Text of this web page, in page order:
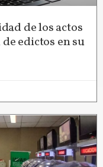
de los actos
edictos en su